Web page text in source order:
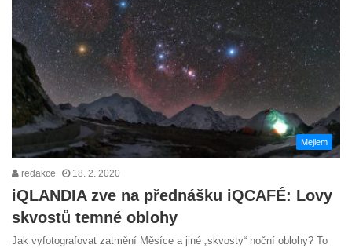
Mejlem
redakce 18. 2. 2020
iQLANDIA zve na přednášku iQCAFÉ: Lovy
skvostů temné oblohy
Jak vyfotografovat zatmění Měsíce a jiné „skvosty“ noční oblohy? To